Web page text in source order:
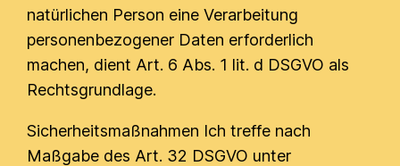
natürlichen Person eine Verarbeitung
personenbezogener Daten erforderlich
machen, dient Art. 6 Abs. 1 lit. d DSGVO als
Rechtsgrundlage.
Sicherheitsmaßnahmen Ich treffe nach
Maßgabe des Art. 32 DSGVO unter